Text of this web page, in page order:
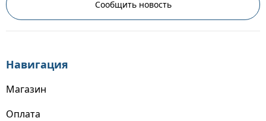
Сообщить новость
Навигация
Магазин
Оплата